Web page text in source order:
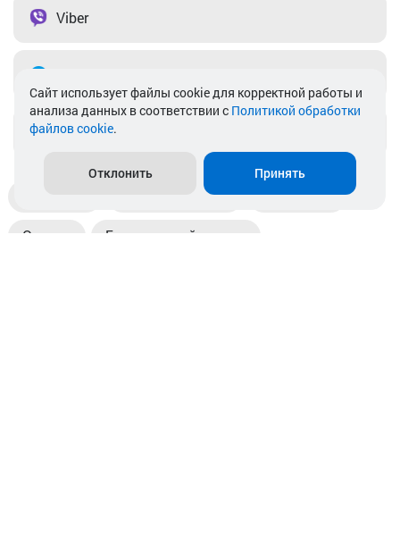
Viber
info@akkamulik.by
Пункты выдачи Магазины
Оплата Безналичный расчет
Cайт использует файлы cookie для корректной работы и
анализа данных в соответствии с Политикой обработки
файлов cookie.
Отклонить Принять